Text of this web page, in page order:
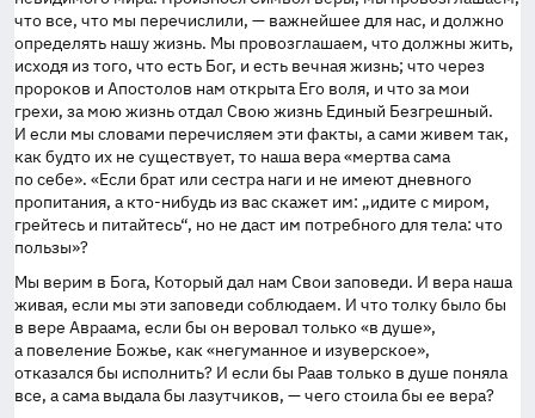
что все, что мы перечислили, — важнейшее для нас, и должно
определять нашу жизнь. Мы провозглашаем, что должны жить,
исходя из того, что есть Бог, и есть вечная жизнь; что через
пророков и Апостолов нам открыта Его воля, и что за мои
грехи, за мою жизнь отдал Свою жизнь Единый Безгрешный.
И если мы словами перечисляем эти факты, а сами живем так,
как будто их не существует, то наша вера «мертва сама
по себе». «Если брат или сестра наги и не имеют дневного
пропитания, а кто-нибудь из вас скажет им: „идите с миром,
грейтесь и питайтесь“, но не даст им потребного для тела: что
пользы»?
Мы верим в Бога, Который дал нам Свои заповеди. И вера наша
живая, если мы эти заповеди соблюдаем. И что толку было бы
в вере Авраама, если бы он веровал только «в душе»,
а повеление Божье, как «негуманное и изуверское»,
отказался бы исполнить? И если бы Раав только в душе поняла
все, а сама выдала бы лазутчиков, — чего стоила бы ее вера?